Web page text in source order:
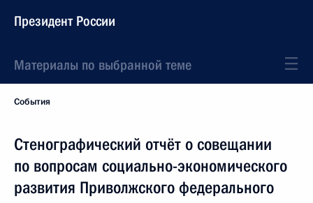
Президент России
Материалы по выбранной теме
События
Стенографический отчёт о совещании
по вопросам социально-экономического
развития Приволжского федерального